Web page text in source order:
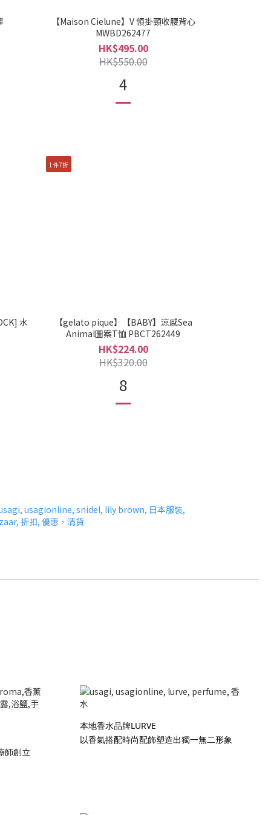
【Maison Cielune】V 領掛頸收腰背心
MWBD262477
HK$495.00
HK$550.00
4
水
1件7折
【gelato pique】【BABY】涼感Sea
Animal圖案T恤 PBCT262449
HK$224.00
HK$320.00
8
師創立
本地香水品牌LURVE
以香氣搭配時尚配飾塑造出獨一無二形象